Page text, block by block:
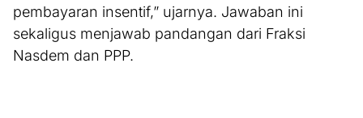
pembayaran insentif,” ujarnya. Jawaban ini
sekaligus menjawab pandangan dari Fraksi
Nasdem dan PPP.